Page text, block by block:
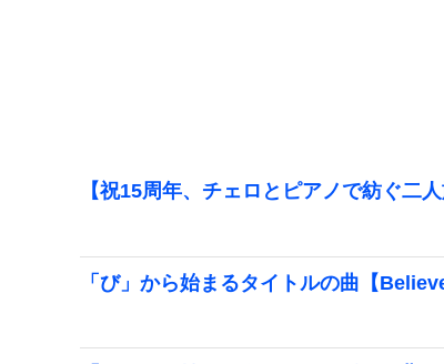
【祝15周年、チェロとピアノで紡ぐ二
「び」から始まるタイトルの曲【